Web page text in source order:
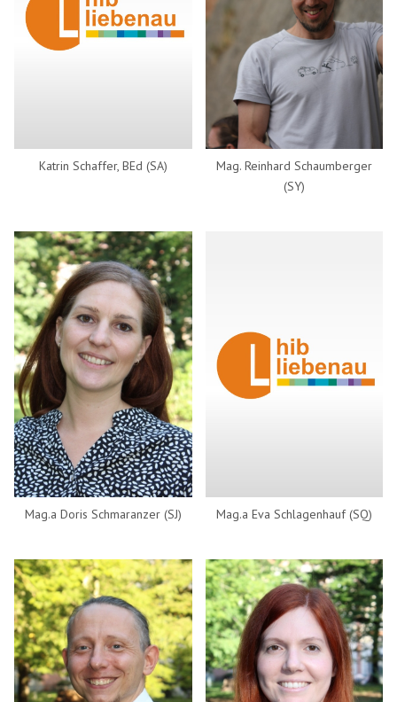
Katrin Schaffer, BEd (SA)
Mag. Reinhard Schaumberger
(SY)
Mag.a Doris Schmaranzer (SJ) Mag.a Eva Schlagenhauf (SQ)